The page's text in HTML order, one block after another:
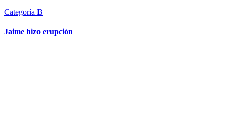
Categoría B
Jaime hizo erupción